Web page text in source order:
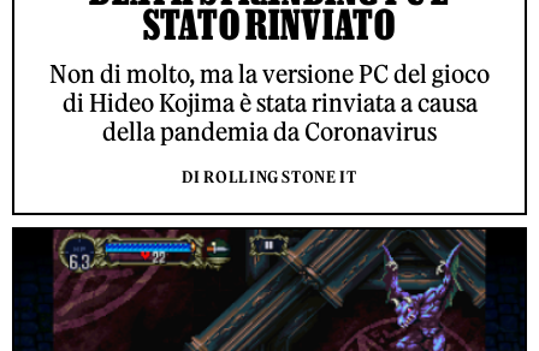
STATO RINVIATO
Non di molto, ma la versione PC del gioco
di Hideo Kojima è stata rinviata a causa
della pandemia da Coronavirus
DI ROLLING STONE IT